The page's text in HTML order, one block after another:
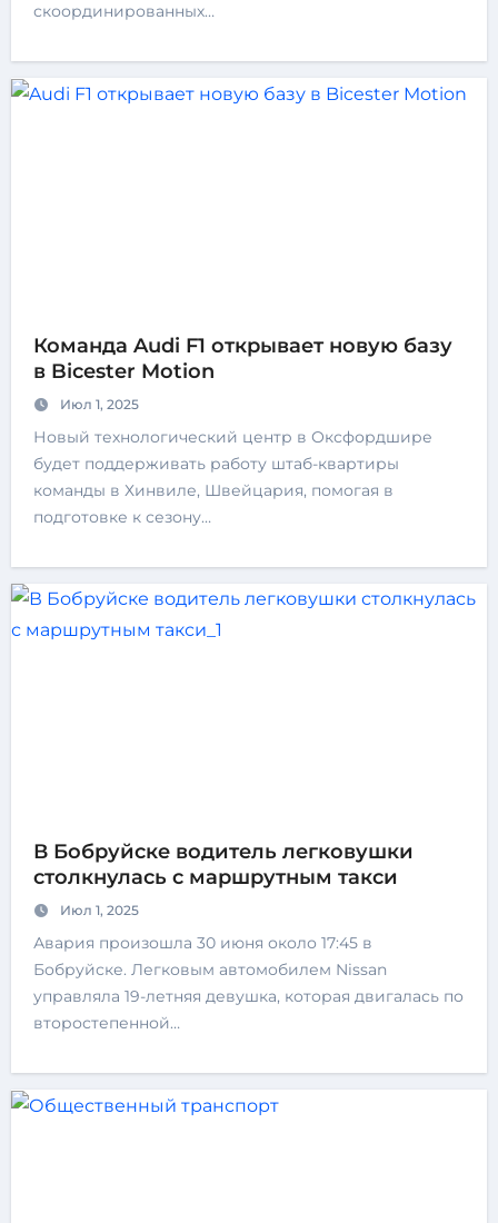
скоординированных…
Команда Audi F1 открывает новую базу
в Bicester Motion
Июл 1, 2025
Новый технологический центр в Оксфордшире
будет поддерживать работу штаб-квартиры
команды в Хинвиле, Швейцария, помогая в
подготовке к сезону…
В Бобруйске водитель легковушки
столкнулась с маршрутным такси
Июл 1, 2025
Авария произошла 30 июня около 17:45 в
Бобруйске. Легковым автомобилем Nissan
управляла 19-летняя девушка, которая двигалась по
второстепенной…